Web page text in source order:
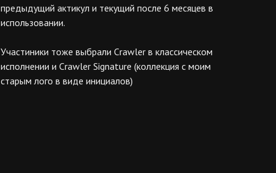
предыдущий актикул и текущий после 6 месяцев в
использовании.
Участиники тоже выбрали Crawler в классическом
исполнении и Crawler Signature (коллекция с моим
старым лого в виде инициалов)